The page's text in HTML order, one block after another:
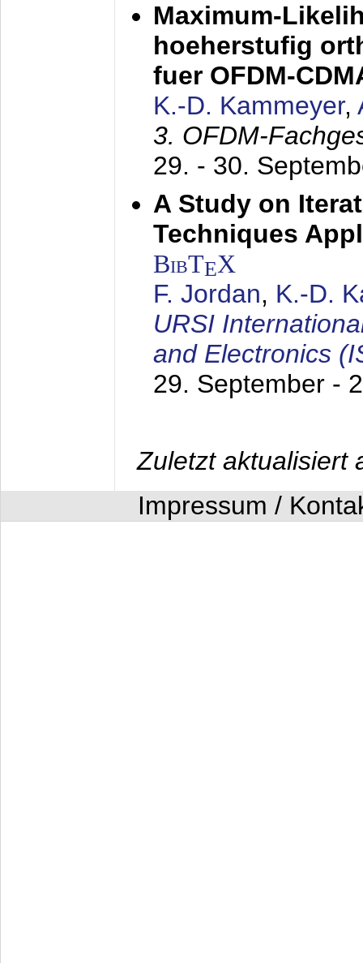
Maximum-
hoeherstufig
fuer OFDM-
K.-D. Kammeyer,
3. OFDM-
29. - 30.
A Study on
Techniques
BibTEX
F. Jordan, K.-D.
URSI
and Electronics
29. September -
Zuletzt aktualisiert
Impressum /